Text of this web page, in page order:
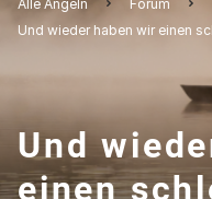
Alle Angeln Forum
Und wieder haben wir einen
Und
einen